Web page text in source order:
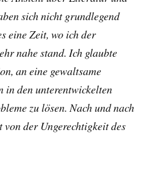
sich nicht grundlegend
eine Zeit, wo ich der
nahe stand. Ich glaubte
an eine gewaltsame
in den unterentwickelten
zu lösen. Nach und nach
der Ungerechtigkeit des